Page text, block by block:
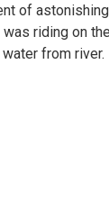
of
was riding on
from river.